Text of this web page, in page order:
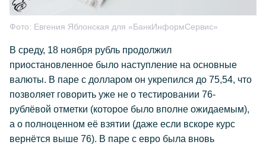
Фото: Евгения Яблонская для «БанкИнформСервис»
В среду, 18 ноября рубль продолжил
приостановленное было наступление на основные
валюты. В паре с долларом он укрепился до 75,54, что
позволяет говорить уже не о тестировании 76-
рублёвой отметки (которое было вполне ожидаемым),
а о полноценном её взятии (даже если вскоре курс
вернётся выше 76). В паре с евро была вновь